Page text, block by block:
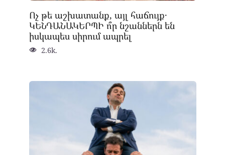
Ոչ թե աշխատանք, այլ հաճույք․
ԿԵՆԴԱՆԱԿԵՐՊԻ ո՞ր նշաններն են
իսկապես սիրում ապրել
2.6k.